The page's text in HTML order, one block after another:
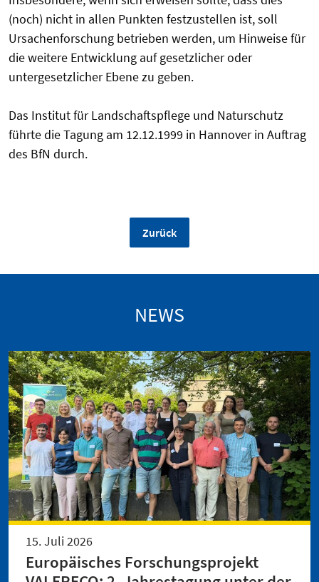
(noch) nicht in allen Punkten festzustellen ist, soll
Ursachenforschung betrieben werden, um Hinweise für
die weitere Entwicklung auf gesetzlicher oder
untergesetzlicher Ebene zu geben.
Das Institut für Landschaftspflege und Naturschutz
führte die Tagung am 12.12.1999 in Hannover in Auftrag
des BfN durch.
Zurück
NEWS
15. Juli 2026
Europäisches Forschungsprojekt